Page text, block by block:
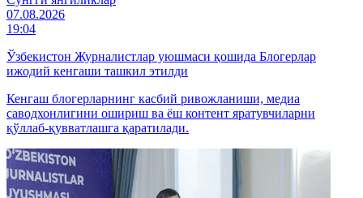
07.08.2026
19:04
Ўзбекистон Журналистлар уюшмаси қошида Блогерлар
ижодий кенгаши ташкил этилди
Кенгаш блогерларнинг касбий ривожланиши, медиа
саводхонлигини ошириш ва ёш контент яратувчиларни
қўллаб-қувватлашга қаратилади.